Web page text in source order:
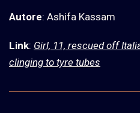
Autore: Ashifa Kassam
Link: Girl, 11, rescued off
clinging to tyre tubes